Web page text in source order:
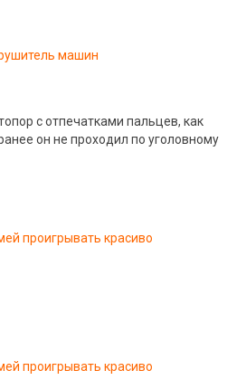
машин
с отпечатками пальцев, как
он не проходил по уголовному
проигрывать красиво
проигрывать красиво